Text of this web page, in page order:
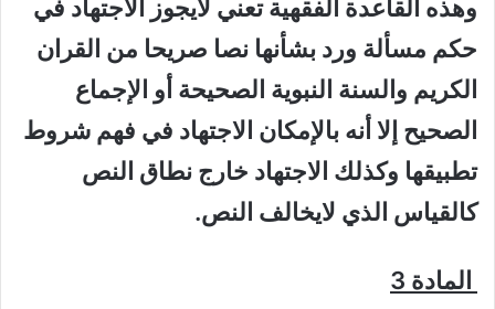
وهذه القاعدة الفقهية تعني لايجوز الاجتهاد في
حكم مسألة ورد بشأنها نصا صريحا من القران
الكريم والسنة النبوية الصحيحة أو الإجماع
الصحيح إلا أنه بالإمكان الاجتهاد في فهم شروط
تطبيقها وكذلك الاجتهاد خارج نطاق النص
كالقياس الذي لايخالف النص.
المادة 3